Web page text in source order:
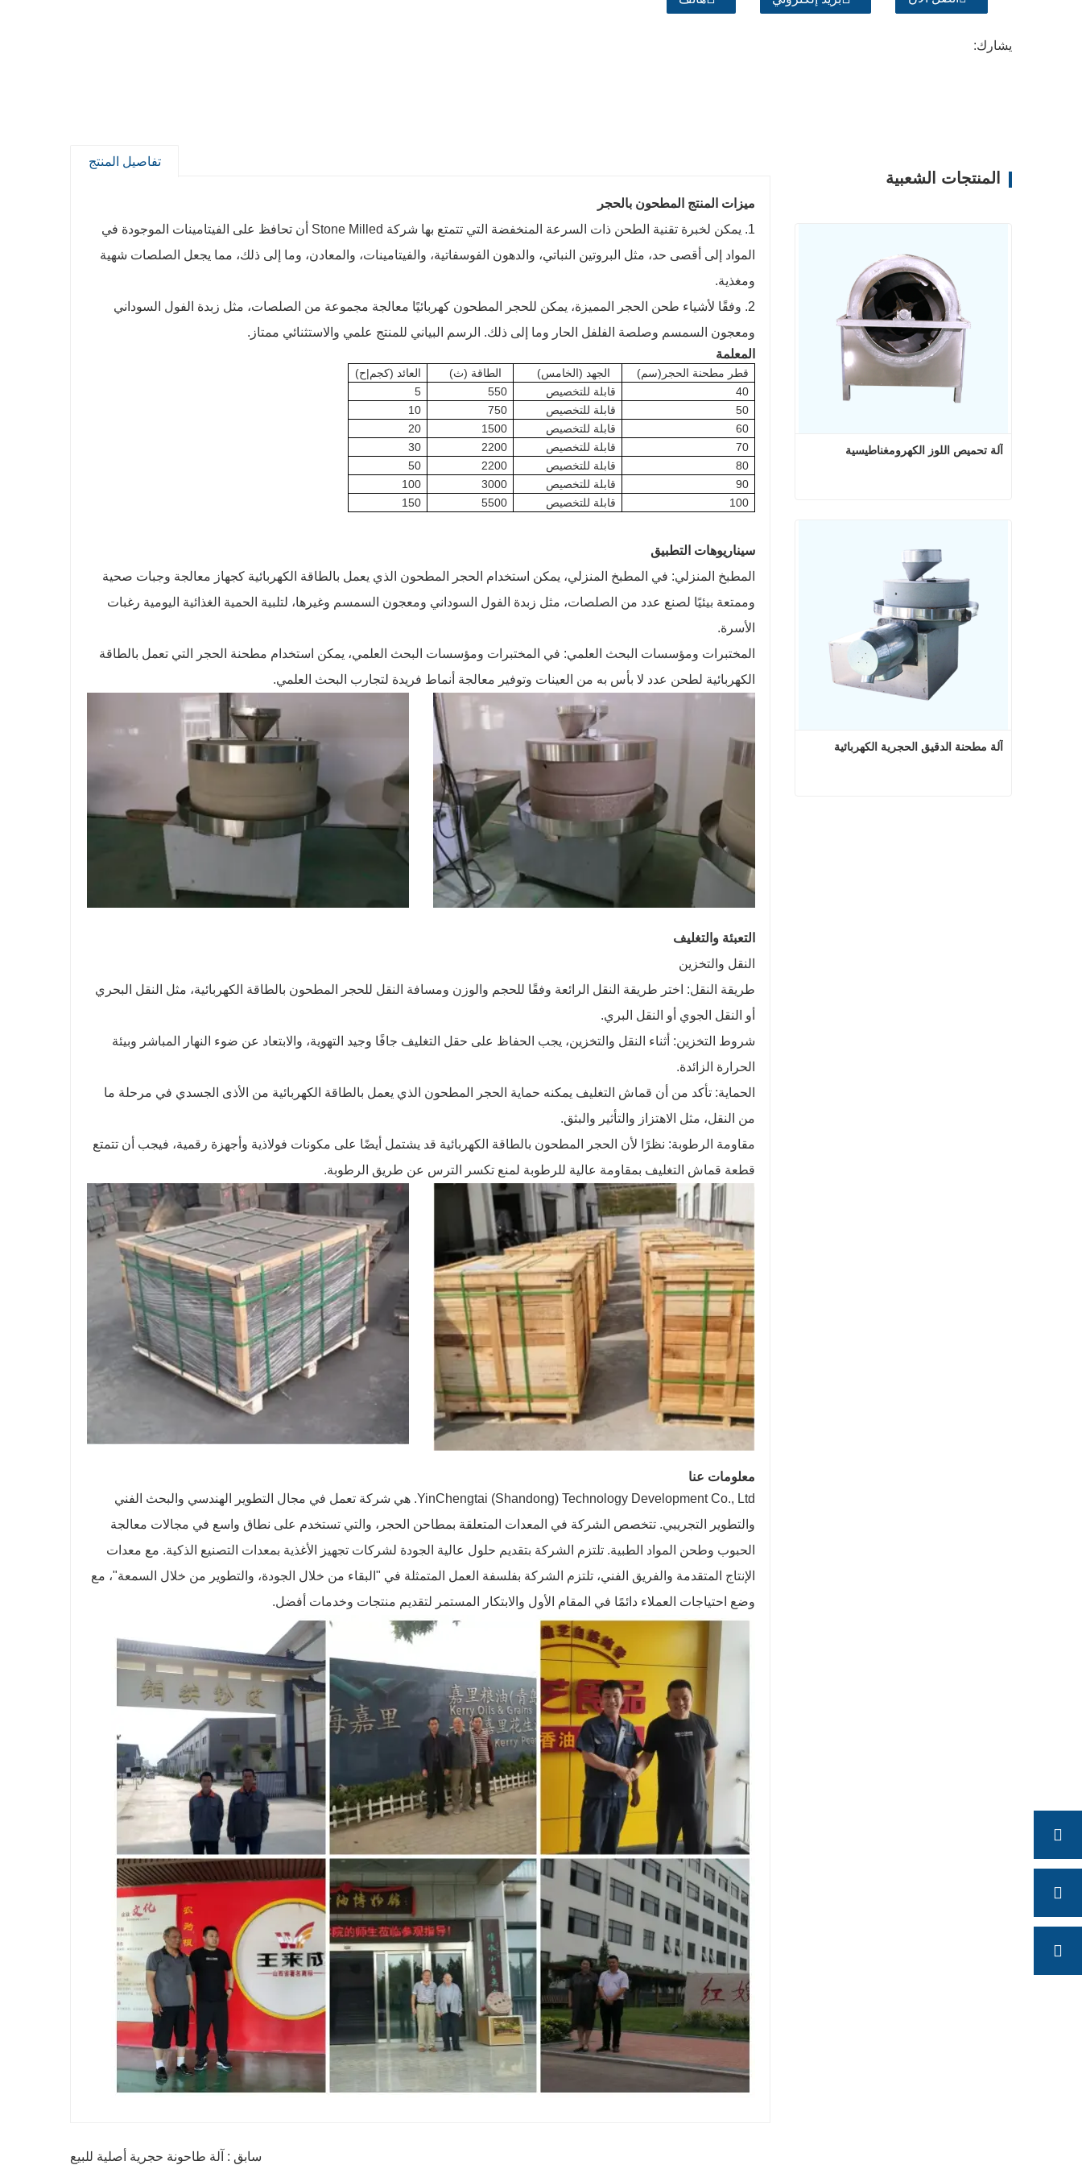
يشارك:
تفاصيل المنتج
ميزات المنتج المطحون بالحجر
1. يمكن لخبرة تقنية الطحن ذات السرعة المنخفضة التي تتمتع بها شركة Stone Milled أن تحافظ على الفيتامينات الموجودة في
المواد إلى أقصى حد، مثل البروتين النباتي، والدهون الفوسفاتية، والفيتامينات، والمعادن، وما إلى ذلك، مما يجعل الصلصات شهية
ومغذية.
2. وفقًا لأشياء طحن الحجر المميزة، يمكن للحجر المطحون كهربائيًا معالجة مجموعة من الصلصات، مثل زبدة الفول السوداني
ومعجون السمسم وصلصة الفلفل الحار وما إلى ذلك. الرسم البياني للمنتج علمي والاستثنائي ممتاز.
المعلمة
قطر مطحنة الحجر (سم) الجهد (الخامس) الطاقة (ث)
العائد (كجم|ح)
40 قابلة للتخصيص 550
5
50
قابلة للتخصيص 750
10
60
قابلة للتخصيص 1500
20
70
قابلة للتخصيص 2200
30
80
قابلة للتخصيص 2200
50
90
قابلة للتخصيص 3000
100
100
قابلة للتخصيص 5500
150
سيناريوهات التطبيق
المطبخ المنزلي: في المطبخ المنزلي، يمكن استخدام الحجر المطحون الذي يعمل بالطاقة الكهربائية كجهاز معالجة وجبات صحية
وممتعة بيئيًا لصنع عدد من الصلصات، مثل زبدة الفول السوداني ومعجون السمسم وغيرها، لتلبية الحمية الغذائية اليومية رغبات
الأسرة.
المختبرات ومؤسسات البحث العلمي: في المختبرات ومؤسسات البحث العلمي، يمكن استخدام مطحنة الحجر التي تعمل بالطاقة
الكهربائية لطحن عدد لا بأس به من العينات وتوفير معالجة أنماط فريدة لتجارب البحث العلمي.
التعبئة والتغليف
النقل والتخزين
طريقة النقل: اختر طريقة النقل الرائعة وفقًا للحجم والوزن ومسافة النقل للحجر المطحون بالطاقة الكهربائية، مثل النقل البحري
أو النقل الجوي أو النقل البري.
شروط التخزين: أثناء النقل والتخزين، يجب الحفاظ على حقل التغليف جافًا وجيد التهوية، والابتعاد عن ضوء النهار المباشر وبيئة
الحرارة الزائدة.
الحماية: تأكد من أن قماش التغليف يمكنه حماية الحجر المطحون الذي يعمل بالطاقة الكهربائية من الأذى الجسدي في مرحلة ما
من النقل، مثل الاهتزاز والتأثير والبثق.
مقاومة الرطوبة: نظرًا لأن الحجر المطحون بالطاقة الكهربائية قد يشتمل أيضًا على مكونات فولاذية وأجهزة رقمية، فيجب أن تتمتع
قطعة قماش التغليف بمقاومة عالية للرطوبة لمنع تكسر الترس عن طريق الرطوبة.
معلومات عنا
YinChengtai (Shandong) Technology Development Co., Ltd. هي شركة تعمل في مجال التطوير الهندسي والبحث الفني
والتطوير التجريبي. تتخصص الشركة في المعدات المتعلقة بمطاحن الحجر، والتي تستخدم على نطاق واسع في مجالات معالجة
الحبوب وطحن المواد الطبية. تلتزم الشركة بتقديم حلول عالية الجودة لشركات تجهيز الأغذية بمعدات التصنيع الذكية. مع معدات
الإنتاج المتقدمة والفريق الفني، تلتزم الشركة بفلسفة العمل المتمثلة في "البقاء من خلال الجودة، والتطوير من خلال السمعة"، مع
وضع احتياجات العملاء دائمًا في المقام الأول والابتكار المستمر لتقديم منتجات وخدمات أفضل.
سابق : آلة طاحونة حجرية أصلية للبيع
المنتجات الشعبية
آلة تحميص اللوز الكهرومغناطيسية
اتصل الآن
آلة مطحنة الدقيق الحجرية الكهربائية